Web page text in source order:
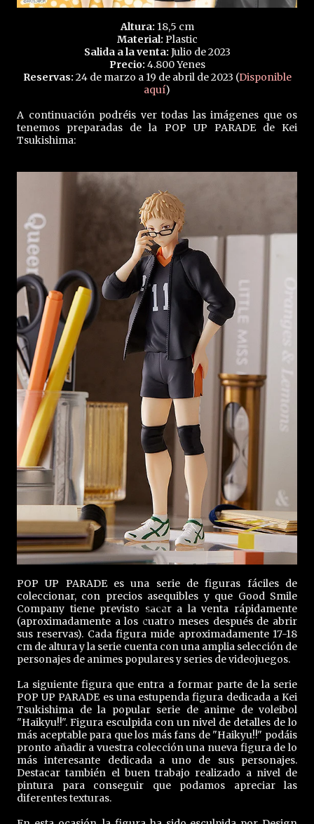
Altura: 18,5 cm
Material: Plastic
Salida a la venta: Julio de 2023
Precio: 4.800 Yenes
Reservas: 24 de marzo a 19 de abril de 2023 (Disponible
aquí)
A continuación podréis ver todas las imágenes que os
tenemos preparadas de la POP UP PARADE de Kei
Tsukishima:
POP UP PARADE es una serie de figuras fáciles de
coleccionar, con precios asequibles y que Good Smile
Company tiene previsto sacar a la venta rápidamente
(aproximadamente a los cuatro meses después de abrir
sus reservas). Cada figura mide aproximadamente 17-18
cm de altura y la serie cuenta con una amplia selección de
personajes de animes populares y series de videojuegos.
La siguiente figura que entra a formar parte de la serie
POP UP PARADE es una estupenda figura dedicada a Kei
Tsukishima de la popular serie de anime de voleibol
"Haikyu!!". Figura esculpida con un nivel de detalles de lo
más aceptable para que los más fans de "Haikyu!!" podáis
pronto añadir a vuestra colección una nueva figura de lo
más interesante dedicada a uno de sus personajes.
Destacar también el buen trabajo realizado a nivel de
pintura para conseguir que podamos apreciar las
diferentes texturas.